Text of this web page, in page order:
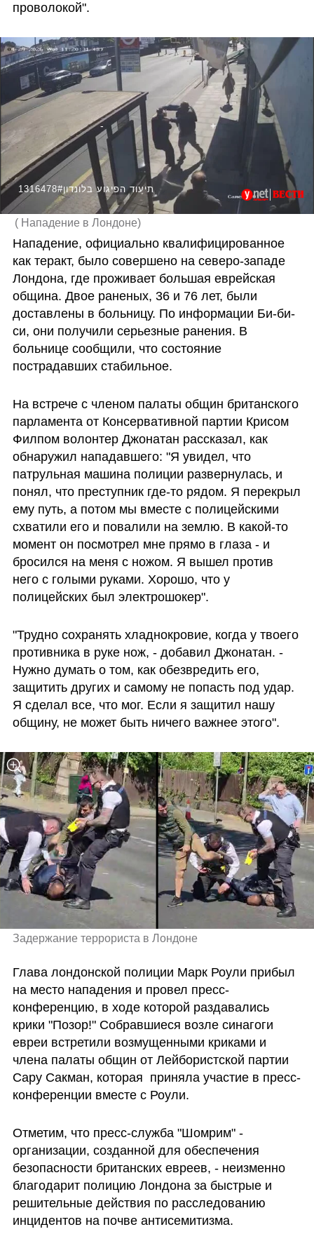
проволокой".
1316478#תיעוד הפיגוע בלונדון
( Нападение в Лондоне)
Нападение, официально квалифицированное
как теракт, было совершено на северо-западе
Лондона, где проживает большая еврейская
община. Двое раненых, 36 и 76 лет, были
доставлены в больницу. По информации Би-би-
си, они получили серьезные ранения. В
больнице сообщили, что состояние
пострадавших стабильное.
На встрече с членом палаты общин британского
парламента от Консервативной партии Крисом
Филпом волонтер Джонатан рассказал, как
обнаружил нападавшего: "Я увидел, что
патрульная машина полиции развернулась, и
понял, что преступник где-то рядом. Я перекрыл
ему путь, а потом мы вместе с полицейскими
схватили его и повалили на землю. В какой-то
момент он посмотрел мне прямо в глаза - и
бросился на меня с ножом. Я вышел против
него с голыми руками. Хорошо, что у
полицейских был электрошокер".
"Трудно сохранять хладнокровие, когда у твоего
противника в руке нож, - добавил Джонатан. -
Нужно думать о том, как обезвредить его,
защитить других и самому не попасть под удар.
Я сделал все, что мог. Если я защитил нашу
общину, не может быть ничего важнее этого".
Задержание террориста в Лондоне
Глава лондонской полиции Марк Роули прибыл
на место нападения и провел пресс-
конференцию, в ходе которой раздавались
крики "Позор!" Собравшиеся возле синагоги
евреи встретили возмущенными криками и
члена палаты общин от Лейбористской партии
Сару Сакман, которая  приняла участие в пресс-
конференции вместе с Роули.
Отметим, что пресс-служба "Шомрим" -
организации, созданной для обеспечения
безопасности британских евреев, - неизменно
благодарит полицию Лондона за быстрые и
решительные действия по расследованию
инцидентов на почве антисемитизма.